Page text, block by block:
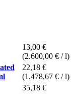
13,00 €
(2.600,00 € / l)
22,18 €
(1.478,67 € / l)
35,18 €